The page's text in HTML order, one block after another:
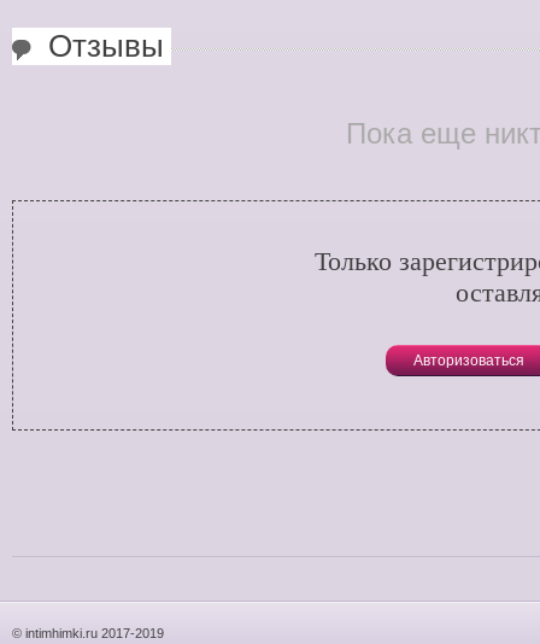
Отзывы
Пока еще
Только
Авторизоваться
© intimhimki.ru 2017-2019